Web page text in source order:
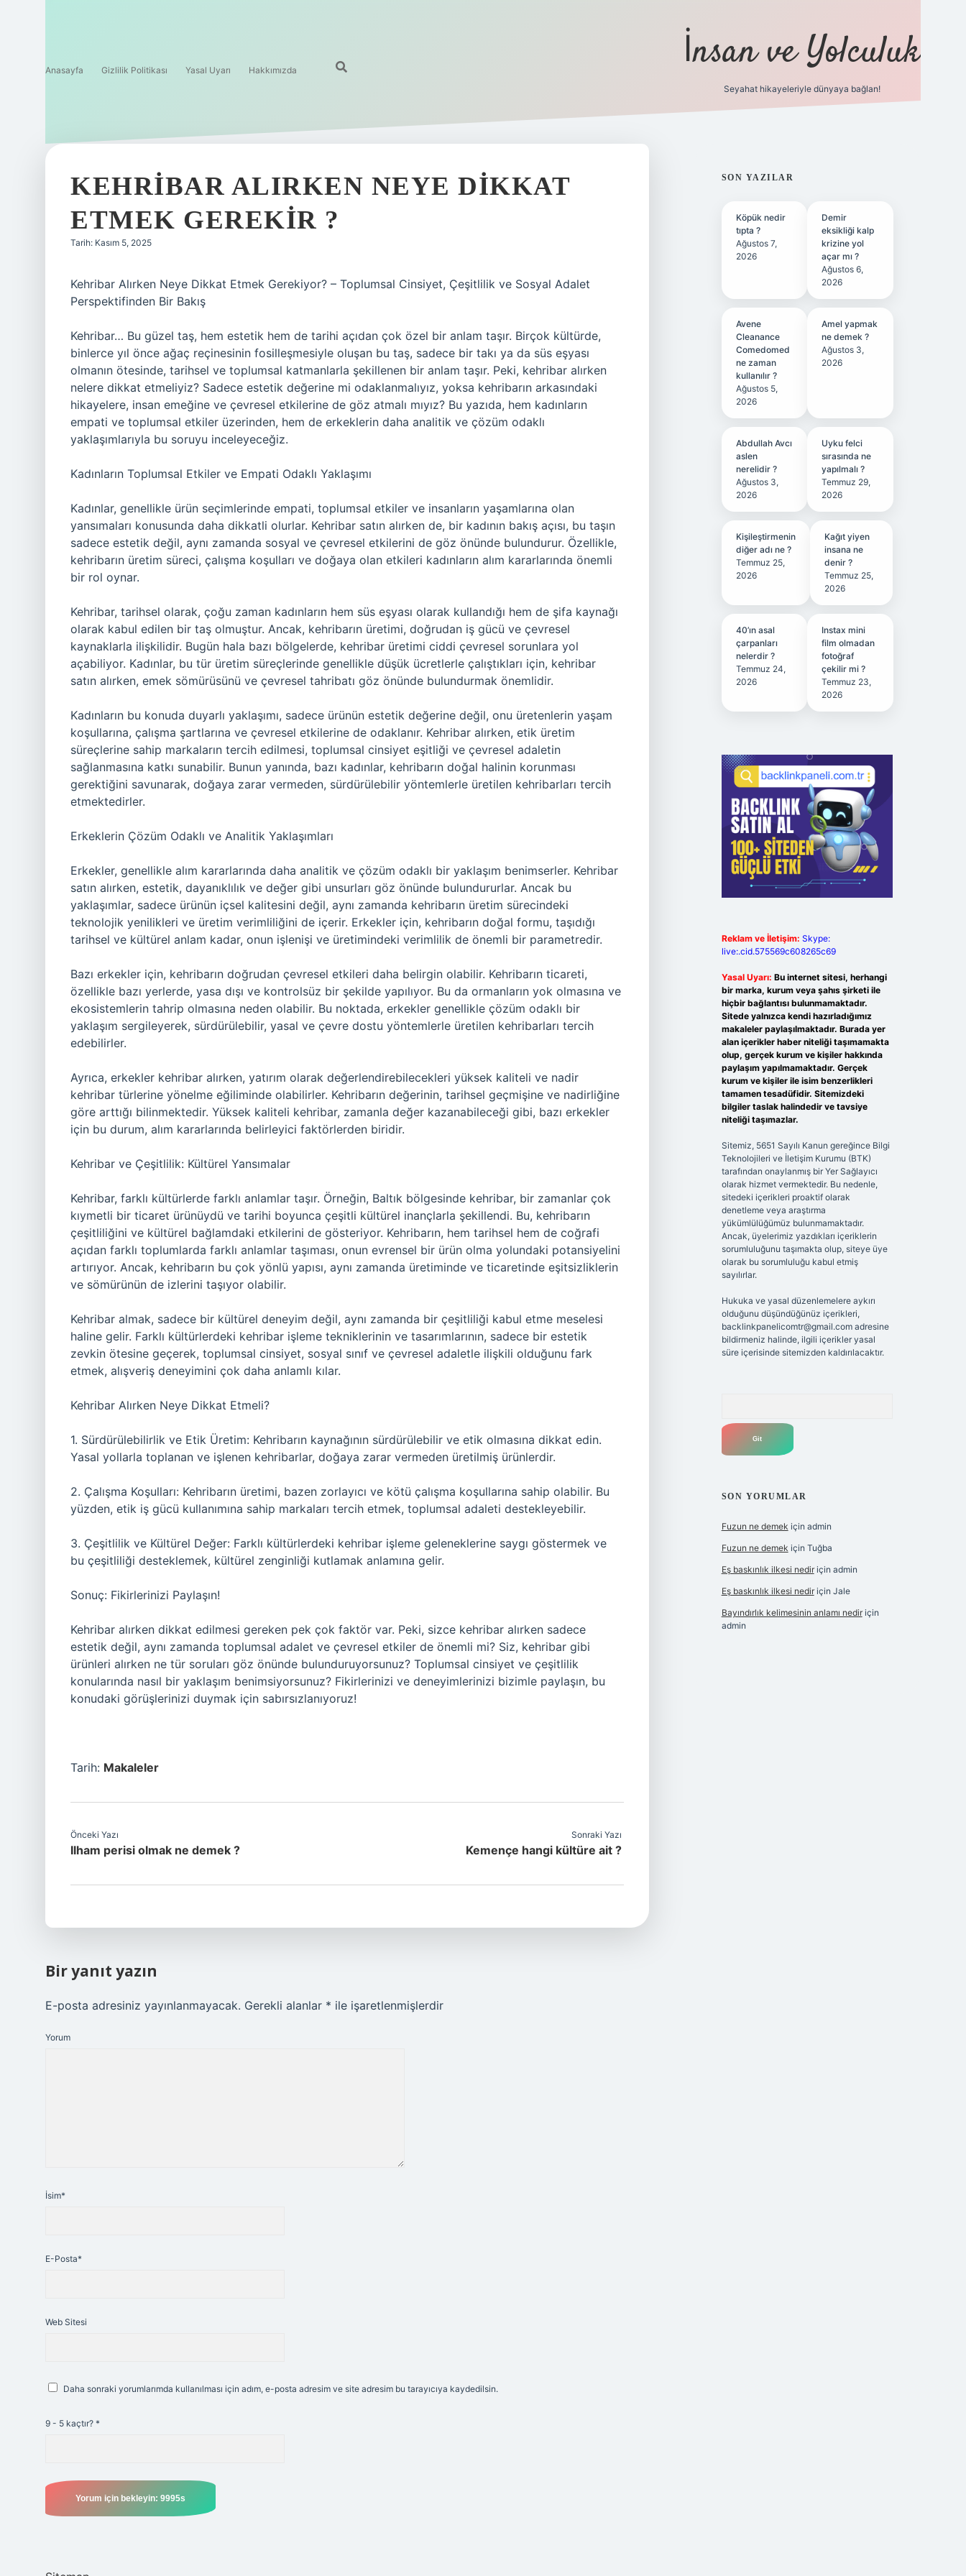
Anasayfa Gizlilik Politikası Yasal Uyarı Hakkımızda İnsan ve Yolculuk
Seyahat hikayeleriyle dünyaya bağlan!
KEHRIBAR ALIRKEN NEYE DIKKAT
ETMEK GEREKIR ?
Tarih: Kasım 5, 2025
Kehribar Alırken Neye Dikkat Etmek Gerekiyor? – Toplumsal Cinsiyet, Çeşitlilik ve Sosyal Adalet
Perspektifinden Bir Bakış
Kehribar… Bu güzel taş, hem estetik hem de tarihi açıdan çok özel bir anlam taşır. Birçok kültürde,
binlerce yıl önce ağaç reçinesinin fosilleşmesiyle oluşan bu taş, sadece bir takı ya da süs eşyası
olmanın ötesinde, tarihsel ve toplumsal katmanlarla şekillenen bir anlam taşır. Peki, kehribar alırken
nelere dikkat etmeliyiz? Sadece estetik değerine mi odaklanmalıyız, yoksa kehribarın arkasındaki
hikayelere, insan emeğine ve çevresel etkilerine de göz atmalı mıyız? Bu yazıda, hem kadınların
empati ve toplumsal etkiler üzerinden, hem de erkeklerin daha analitik ve çözüm odaklı
yaklaşımlarıyla bu soruyu inceleyeceğiz.
Kadınların Toplumsal Etkiler ve Empati Odaklı Yaklaşımı
Kadınlar, genellikle ürün seçimlerinde empati, toplumsal etkiler ve insanların yaşamlarına olan
yansımaları konusunda daha dikkatli olurlar. Kehribar satın alırken de, bir kadının bakış açısı, bu taşın
sadece estetik değil, aynı zamanda sosyal ve çevresel etkilerini de göz önünde bulundurur. Özellikle,
kehribarın üretim süreci, çalışma koşulları ve doğaya olan etkileri kadınların alım kararlarında önemli
bir rol oynar.
Kehribar, tarihsel olarak, çoğu zaman kadınların hem süs eşyası olarak kullandığı hem de şifa kaynağı
olarak kabul edilen bir taş olmuştur. Ancak, kehribarın üretimi, doğrudan iş gücü ve çevresel
kaynaklarla ilişkilidir. Bugün hala bazı bölgelerde, kehribar üretimi ciddi çevresel sorunlara yol
açabiliyor. Kadınlar, bu tür üretim süreçlerinde genellikle düşük ücretlerle çalıştıkları için, kehribar
satın alırken, emek sömürüsünü ve çevresel tahribatı göz önünde bulundurmak önemlidir.
Kadınların bu konuda duyarlı yaklaşımı, sadece ürünün estetik değerine değil, onu üretenlerin yaşam
koşullarına, çalışma şartlarına ve çevresel etkilerine de odaklanır. Kehribar alırken, etik üretim
süreçlerine sahip markaların tercih edilmesi, toplumsal cinsiyet eşitliği ve çevresel adaletin
sağlanmasına katkı sunabilir. Bunun yanında, bazı kadınlar, kehribarın doğal halinin korunması
gerektiğini savunarak, doğaya zarar vermeden, sürdürülebilir yöntemlerle üretilen kehribarları tercih
etmektedirler.
Erkeklerin Çözüm Odaklı ve Analitik Yaklaşımları
Erkekler, genellikle alım kararlarında daha analitik ve çözüm odaklı bir yaklaşım benimserler. Kehribar
satın alırken, estetik, dayanıklılık ve değer gibi unsurları göz önünde bulundururlar. Ancak bu
yaklaşımlar, sadece ürünün içsel kalitesini değil, aynı zamanda kehribarın üretim sürecindeki
teknolojik yenilikleri ve üretim verimliliğini de içerir. Erkekler için, kehribarın doğal formu, taşıdığı
tarihsel ve kültürel anlam kadar, onun işlenişi ve üretimindeki verimlilik de önemli bir parametredir.
Bazı erkekler için, kehribarın doğrudan çevresel etkileri daha belirgin olabilir. Kehribarın ticareti,
özellikle bazı yerlerde, yasa dışı ve kontrolsüz bir şekilde yapılıyor. Bu da ormanların yok olmasına ve
ekosistemlerin tahrip olmasına neden olabilir. Bu noktada, erkekler genellikle çözüm odaklı bir
yaklaşım sergileyerek, sürdürülebilir, yasal ve çevre dostu yöntemlerle üretilen kehribarları tercih
edebilirler.
Ayrıca, erkekler kehribar alırken, yatırım olarak değerlendirebilecekleri yüksek kaliteli ve nadir
kehribar türlerine yönelme eğiliminde olabilirler. Kehribarın değerinin, tarihsel geçmişine ve nadirliğine
göre arttığı bilinmektedir. Yüksek kaliteli kehribar, zamanla değer kazanabileceği gibi, bazı erkekler
için bu durum, alım kararlarında belirleyici faktörlerden biridir.
Kehribar ve Çeşitlilik: Kültürel Yansımalar
Kehribar, farklı kültürlerde farklı anlamlar taşır. Örneğin, Baltık bölgesinde kehribar, bir zamanlar çok
kıymetli bir ticaret ürünüydü ve tarihi boyunca çeşitli kültürel inançlarla şekillendi. Bu, kehribarın
çeşitliliğini ve kültürel bağlamdaki etkilerini de gösteriyor. Kehribarın, hem tarihsel hem de coğrafi
açıdan farklı toplumlarda farklı anlamlar taşıması, onun evrensel bir ürün olma yolundaki potansiyelini
artırıyor. Ancak, kehribarın bu çok yönlü yapısı, aynı zamanda üretiminde ve ticaretinde eşitsizliklerin
ve sömürünün de izlerini taşıyor olabilir.
Kehribar almak, sadece bir kültürel deneyim değil, aynı zamanda bir çeşitliliği kabul etme meselesi
haline gelir. Farklı kültürlerdeki kehribar işleme tekniklerinin ve tasarımlarının, sadece bir estetik
zevkin ötesine geçerek, toplumsal cinsiyet, sosyal sınıf ve çevresel adaletle ilişkili olduğunu fark
etmek, alışveriş deneyimini çok daha anlamlı kılar.
Kehribar Alırken Neye Dikkat Etmeli?
1. Sürdürülebilirlik ve Etik Üretim: Kehribarın kaynağının sürdürülebilir ve etik olmasına dikkat edin.
Yasal yollarla toplanan ve işlenen kehribarlar, doğaya zarar vermeden üretilmiş ürünlerdir.
2. Çalışma Koşulları: Kehribarın üretimi, bazen zorlayıcı ve kötü çalışma koşullarına sahip olabilir. Bu
yüzden, etik iş gücü kullanımına sahip markaları tercih etmek, toplumsal adaleti destekleyebilir.
3. Çeşitlilik ve Kültürel Değer: Farklı kültürlerdeki kehribar işleme geleneklerine saygı göstermek ve
bu çeşitliliği desteklemek, kültürel zenginliği kutlamak anlamına gelir.
Sonuç: Fikirlerinizi Paylaşın!
Kehribar alırken dikkat edilmesi gereken pek çok faktör var. Peki, sizce kehribar alırken sadece
estetik değil, aynı zamanda toplumsal adalet ve çevresel etkiler de önemli mi? Siz, kehribar gibi
ürünleri alırken ne tür soruları göz önünde bulunduruyorsunuz? Toplumsal cinsiyet ve çeşitlilik
konularında nasıl bir yaklaşım benimsiyorsunuz? Fikirlerinizi ve deneyimlerinizi bizimle paylaşın, bu
konudaki görüşlerinizi duymak için sabırsızlanıyoruz!
Tarih: Makaleler
Önceki Yazı
Ilham perisi olmak ne demek ?
Sonraki Yazı
Kemençe hangi kültüre ait ?
Bir yanıt yazın
E-posta adresiniz yayınlanmayacak. Gerekli alanlar * ile işaretlenmişlerdir
Yorum
İsim*
E-Posta*
Web Sitesi
Daha sonraki yorumlarımda kullanılması için adım, e-posta adresim ve site adresim bu tarayıcıya kaydedilsin.
9 - 5 kaçtır? *
SIDEBAR
SON YAZILAR
Köpük nedir
tıpta ?
Ağustos 7,
2026
Demir
eksikliği kalp
krizine yol
açar mı ?
Ağustos 6,
2026
Avene
Cleanance
Comedomed
ne zaman
kullanılır ?
Ağustos 5,
2026
Amel yapmak
ne demek ?
Ağustos 3,
2026
Abdullah Avcı
aslen
nerelidir ?
Ağustos 3,
2026
Uyku felci
sırasında ne
yapılmalı ?
Temmuz 29,
2026
Kişileştirmenin
diğer adı ne ?
Temmuz 25,
2026
Kağıt yiyen
insana ne
denir ?
Temmuz 25,
2026
40’ın asal
çarpanları
nelerdir ?
Temmuz 24,
2026
Instax mini
film olmadan
fotoğraf
çekilir mi ?
Temmuz 23,
2026
Reklam ve İletişim: Skype:
live:.cid.575569c608265c69
Yasal Uyarı: Bu internet sitesi, herhangi
bir marka, kurum veya şahıs şirketi ile
hiçbir bağlantısı bulunmamaktadır.
Sitede yalnızca kendi hazırladığımız
makaleler paylaşılmaktadır. Burada yer
alan içerikler haber niteliği taşımamakta
olup, gerçek kurum ve kişiler hakkında
paylaşım yapılmamaktadır. Gerçek
kurum ve kişiler ile isim benzerlikleri
tamamen tesadüfidir. Sitemizdeki
bilgiler taslak halindedir ve tavsiye
niteliği taşımazlar.
Sitemiz, 5651 Sayılı Kanun gereğince Bilgi
Teknolojileri ve İletişim Kurumu (BTK)
tarafından onaylanmış bir Yer Sağlayıcı
olarak hizmet vermektedir. Bu nedenle,
sitedeki içerikleri proaktif olarak
denetleme veya araştırma
yükümlülüğümüz bulunmamaktadır.
Ancak, üyelerimiz yazdıkları içeriklerin
sorumluluğunu taşımakta olup, siteye üye
olarak bu sorumluluğu kabul etmiş
sayılırlar.
Hukuka ve yasal düzenlemelere aykırı
olduğunu düşündüğünüz içerikleri,
backlinkpanelicomtr@gmail.comadresine
bildirmeniz halinde, ilgili içerikler yasal
süre içerisinde sitemizden kaldırılacaktır.
SON YORUMLAR
Fuzun ne demek için admin
Fuzun ne demek için Tuğba
Eş baskınlık ilkesi nediriçin admin
Eş baskınlık ilkesi nediriçin Jale
Bayındırlık kelimesinin anlamı nediriçin
admin